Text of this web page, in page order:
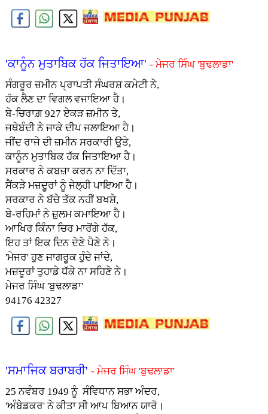
'ਕਾਨੂੰਨ ਮੁਤਾਬਿਕ ਹੱਕ ਜਿਤਾਇਆ' - ਮੇਜਰ ਸਿੰਘ 'ਬੁਢਲਾਡਾ'
ਸੰਗਰੂਰ ਜ਼ਮੀਨ ਪ੍ਰਾਪਤੀ ਸੰਘਰਸ਼ ਕਮੇਟੀ ਨੇ,
ਹੱਕ ਲੈਣ ਦਾ ਵਿਗਲ ਵਜਾਇਆ ਹੈ।
ਬੇ-ਚਿਰਾਗ਼ 927 ਏਕੜ ਜ਼ਮੀਨ ਤੇ,
ਜਥੇਬੰਦੀ ਨੇ ਜਾਕੇ ਦੀਪ ਜਲਾਇਆ ਹੈ।
ਜੀਂਦ ਰਾਜੇ ਦੀ ਜ਼ਮੀਨ ਸਰਕਾਰੀ ਉਤੇ,
ਕਾਨੂੰਨ ਮੁਤਾਬਿਕ ਹੱਕ ਜਿਤਾਇਆ ਹੈ।
ਸਰਕਾਰ ਨੇ ਕਬਜ਼ਾ ਕਰਨ ਨਾ ਦਿੱਤਾ,
ਸੈਂਕੜੇ ਮਜ਼ਦੂਰਾਂ ਨੂੰ ਜੇਲ੍ਹੀ ਪਾਇਆ ਹੈ।
ਸਰਕਾਰ ਨੇ ਬੱਚੇ ਤੱਕ ਨਹੀਂ ਬਖਸ਼ੇ,
ਬੇ-ਰਹਿਮਾਂ ਨੇ ਜ਼ੁਲਮ ਕਮਾਇਆ ਹੈ।
ਆਖਿਰ ਕਿੰਨਾ ਚਿਰ ਮਾਰੋਂਗੇ ਹੱਕ,
ਇਹ ਤਾਂ ਇਕ ਦਿਨ ਦੇਣੇ ਪੈਣੇ ਨੇ।
'ਮੇਜਰ' ਹੁਣ ਜਾਗਰੂਕ ਹੁੰਦੇ ਜਾਂਦੇ,
ਮਜ਼ਦੂਰਾਂ ਤੁਹਾਡੇ ਧੱਕੇ ਨਾ ਸਹਿਣੇ ਨੇ।
ਮੇਜਰ ਸਿੰਘ 'ਬੁਢਲਾਡਾ'
94176 42327
'ਸਮਾਜਿਕ ਬਰਾਬਰੀ' - ਮੇਜਰ ਸਿੰਘ 'ਬੁਢਲਾਡਾ'
25 ਨਵੰਬਰ 1949 ਨੂੰ ਸੰਵਿਧਾਨ ਸਭਾ ਅੰਦਰ,
'ਅੰਬੇਡਕਰ' ਨੇ ਕੀਤਾ ਸੀ ਆਪ ਬਿਆਨ ਯਾਰੋ।